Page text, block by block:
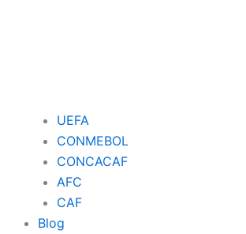
UEFA
CONMEBOL
CONCACAF
AFC
CAF
Blog